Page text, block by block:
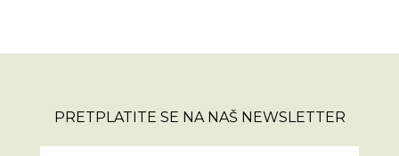
PRETPLATITE SE NA NAŠ NEWSLETTER